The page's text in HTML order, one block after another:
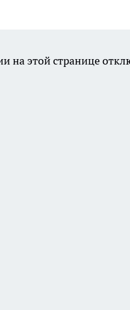
на этой странице